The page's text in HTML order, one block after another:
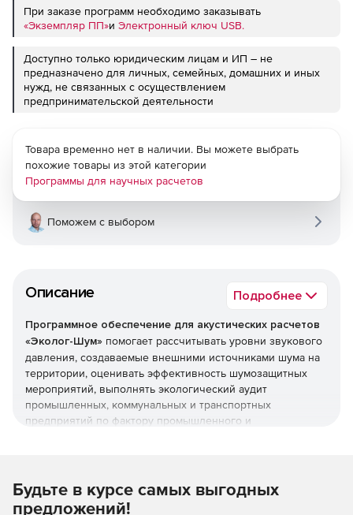
При заказе программ необходимо заказывать
«Экземпляр ПП»и Электронный ключ USB.
Доступно только юридическим лицам и ИП – не
предназначено для личных, семейных, домашних и иных
нужд, не связанных с осуществлением
предпринимательской деятельности
Описание Подробнее
Программное обеспечение для акустических расчетов
«Эколог-Шум» помогает рассчитывать уровни звукового
давления, создаваемые внешними источниками шума на
территории, оценивать эффективность шумозащитных
мероприятий, выполнять экологический аудит
промышленных, коммунальных и транспортных
предприятий по фактору промышленного и
Характеристики программы «Эколог-Шум»:
Товара временно нет в наличии. Вы можете выбрать
похожие товары из этой категории
Программы для научных расчетов
Поможем с выбором
Будьте в курсе самых выгодных
предложений!